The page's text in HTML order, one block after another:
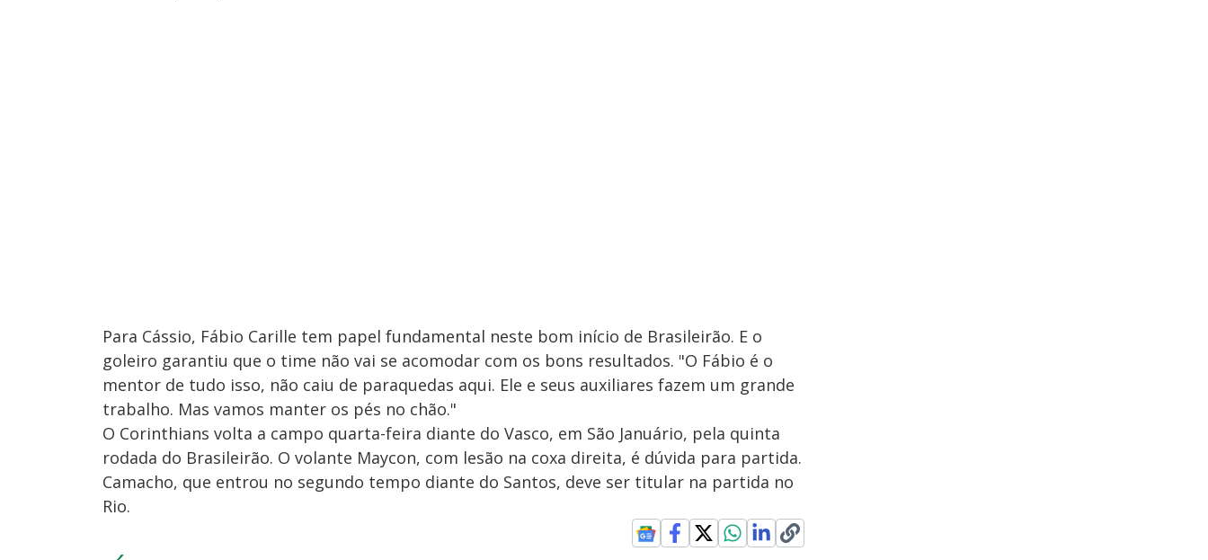
Para Cássio, Fábio Carille tem papel fundamental neste bom início de Brasileirão. E o
goleiro garantiu que o time não vai se acomodar com os bons resultados. "O Fábio é o
mentor de tudo isso, não caiu de paraquedas aqui. Ele e seus auxiliares fazem um grande
trabalho. Mas vamos manter os pés no chão."
O Corinthians volta a campo quarta-feira diante do Vasco, em São Januário, pela quinta
rodada do Brasileirão. O volante Maycon, com lesão na coxa direita, é dúvida para partida.
Camacho, que entrou no segundo tempo diante do Santos, deve ser titular na partida no
Rio.